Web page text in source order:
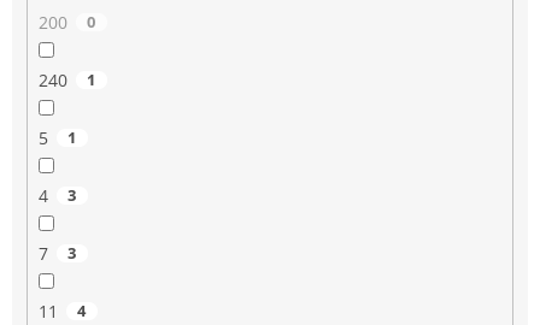
200 0
240 1
5 1
4 3
7 3
11 4